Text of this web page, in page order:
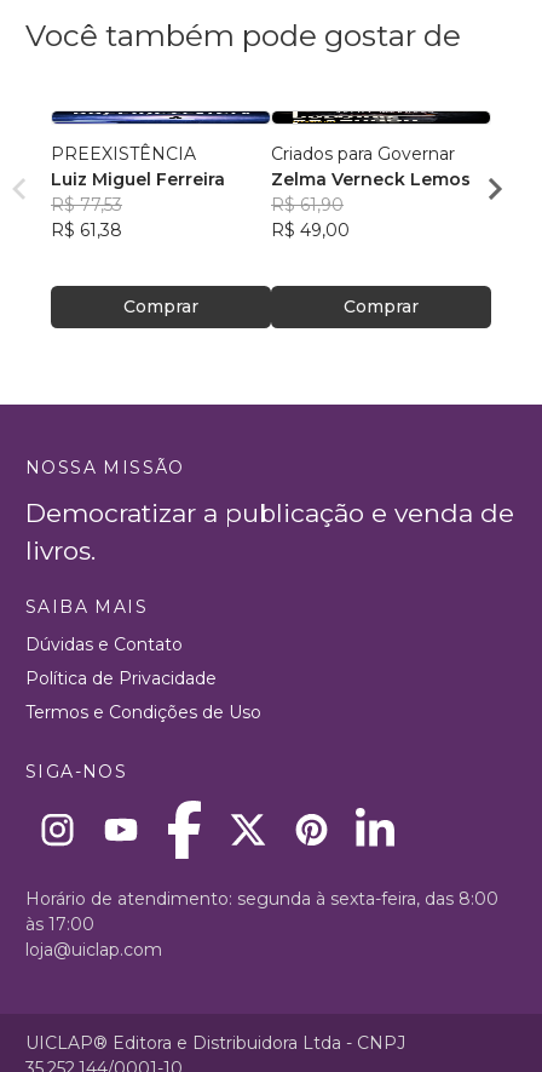
Você também pode gostar de
PREEXISTÊNCIA
Luiz Miguel Ferreira
R$ 77,53
R$ 61,38
Comprar
Criados para Governar
Zelma Verneck Lemos
R$ 61,90
R$ 49,00
Comprar
R$
NOSSA MISSÃO
Democratizar a publicação e venda de
livros.
SAIBA MAIS
Dúvidas e Contato
Política de Privacidade
Termos e Condições de Uso
SIGA-NOS
Horário de atendimento: segunda à sexta-feira, das 8:00
às 17:00
loja@uiclap.com
UICLAP® Editora e Distribuidora Ltda - CNPJ